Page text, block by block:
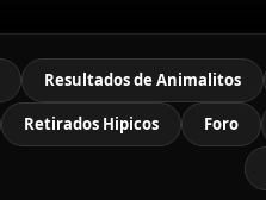
Resultados de Animalitos
Retirados Hipicos Foro